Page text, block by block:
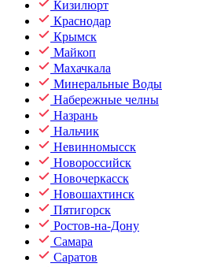
Кизилюрт
Краснодар
Крымск
Майкоп
Махачкала
Минеральные Воды
Набережные челны
Назрань
Нальчик
Невинномысск
Новороссийск
Новочеркасск
Новошахтинск
Пятигорск
Ростов-на-Дону
Самара
Саратов